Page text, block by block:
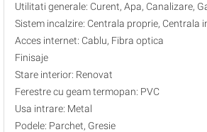
Utilitati generale: Curent, Apa, Canalizare,
Sistem incalzire: Centrala proprie, Centrala
Acces internet: Cablu, Fibra optica
Finisaje
Stare interior: Renovat
Ferestre cu geam termopan: PVC
Usa intrare: Metal
Podele: Parchet, Gresie